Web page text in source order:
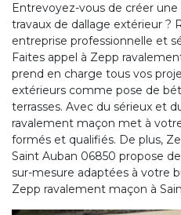
Entrevoyez-vous de créer une
travaux de dallage extérieur ?
entreprise professionnelle et
Faites appel à Zepp
prend en charge tous vos
extérieurs comme pose de
terrasses. Avec du sérieux et
ravalement maçon met à
formés et qualifiés. De plus,
Saint Auban 06850 propose
sur-mesure adaptées à votre
Zepp ravalement maçon à